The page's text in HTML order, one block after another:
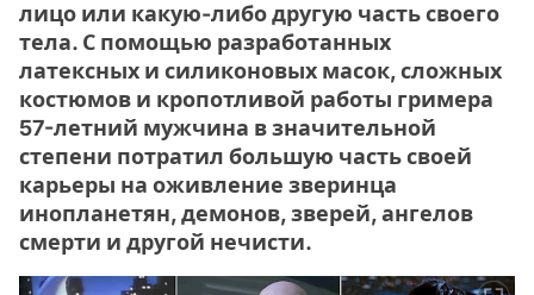
лицо или какую-либо другую часть своего
тела. С помощью разработанных
латексных и силиконовых масок, сложных
костюмов и кропотливой работы гримера
57-летний мужчина в значительной
степени потратил большую часть своей
карьеры на оживление зверинца
инопланетян, демонов, зверей, ангелов
смерти и другой нечисти.